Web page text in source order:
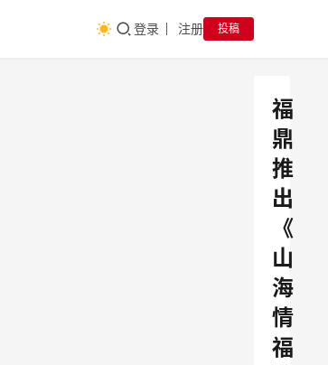
登录 注册 投稿
福
鼎
推
出
《
山
海
情
福